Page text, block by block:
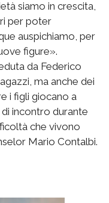
siamo in crescita,
per poter
auspichiamo, per
figure».
da Federico
ma anche dei
i figli giocano a
incontro durante
che vivono
Mario Contalbi.